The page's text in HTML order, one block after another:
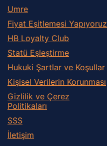
Umre
Fiyat Eşitlemesi Yapıyoruz
HB Loyalty Club
Statü Eşleştirme
Hukuki Şartlar ve Koşullar
Kişisel Verilerin Korunması
Gizlilik ve Çerez
Politikaları
SSS
İletişim